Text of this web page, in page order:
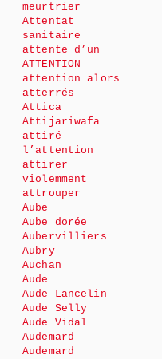
meurtrier
Attentat
sanitaire
attente d’un
ATTENTION
attention alors
atterrés
Attica
Attijariwafa
attiré
l’attention
attirer
violemment
attrouper
Aube
Aube dorée
Aubervilliers
Aubry
Auchan
Aude
Aude Lancelin
Aude Selly
Aude Vidal
Audemard
Audemard